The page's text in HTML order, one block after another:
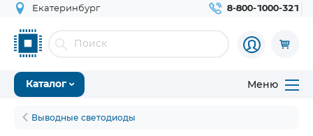
Екатеринбург 8-800-1000-321
Каталог Меню
Выводные светодиоды